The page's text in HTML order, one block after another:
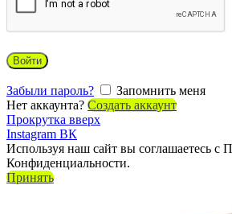
Войти
Забыли пароль?
Запомнить меня
Нет аккаунта? Создать аккаунт
Прокрутка вверх
Instagram ВК
Используя наш сайт вы соглашаетесь с
Конфиденциальности.
Принять